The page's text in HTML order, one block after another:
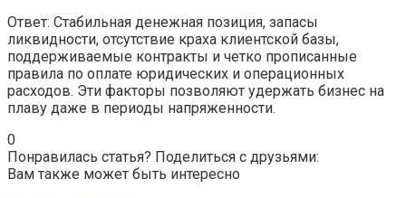
Ответ: Стабильная денежная позиция, запасы
ликвидности, отсутствие краха клиентской базы,
поддерживаемые контракты и четко прописанные
правила по оплате юридических и операционных
расходов. Эти факторы позволяют удержать бизнес на
плаву даже в периоды напряженности.
0
Понравилась статья? Поделиться с друзьями:
Вам также может быть интересно